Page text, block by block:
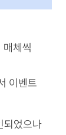
매체씩
이벤트
되었으나